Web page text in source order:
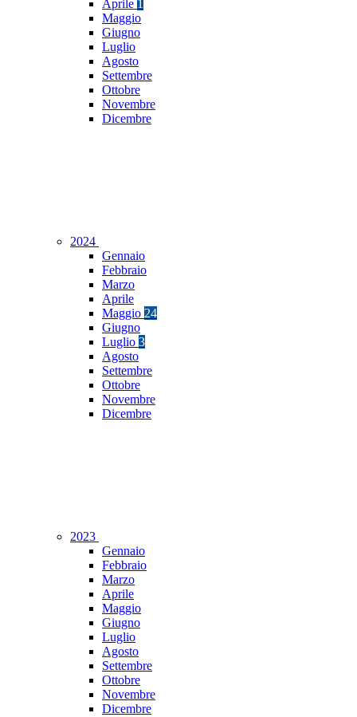
Aprile 1
Maggio
Giugno
Luglio
Agosto
Settembre
Ottobre
Novembre
Dicembre
2024
Gennaio
Febbraio
Marzo
Aprile
Maggio 24
Giugno
Luglio 3
Agosto
Settembre
Ottobre
Novembre
Dicembre
2023
Gennaio
Febbraio
Marzo
Aprile
Maggio
Giugno
Luglio
Agosto
Settembre
Ottobre
Novembre
Dicembre